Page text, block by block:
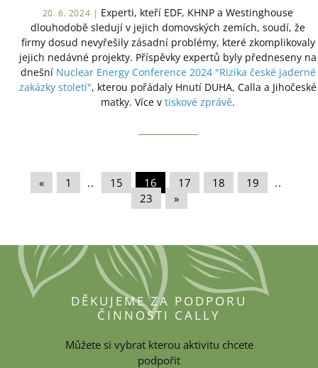
20. 6. 2024 | Experti, kteří EDF, KHNP a Westinghouse
dlouhodobě sledují v jejich domovských zemích, soudí, že
firmy dosud nevyřešily zásadní problémy, které zkomplikovaly
jejich nedávné projekty. Příspěvky expertů byly předneseny na
dnešní Nuclear Energy Conference 2024 "Rizika české jaderné
zakázky století", kterou pořádaly Hnutí DUHA, Calla a Jihočeské
matky. Více v tiskové zprávě.
« 1 .. 15 16 17 18 19 ..
23
»
DĚKUJEME ZA PODPORU
ČINNOSTI CALLY
Můžete si vybrat kterou aktivitu chcete
podpořit